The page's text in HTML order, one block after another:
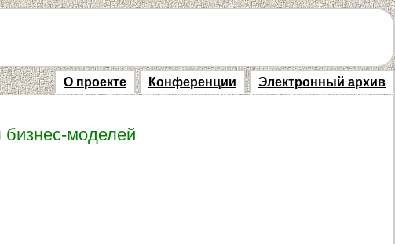
О проекте Конференции Электронный архив
бизнес-моделей